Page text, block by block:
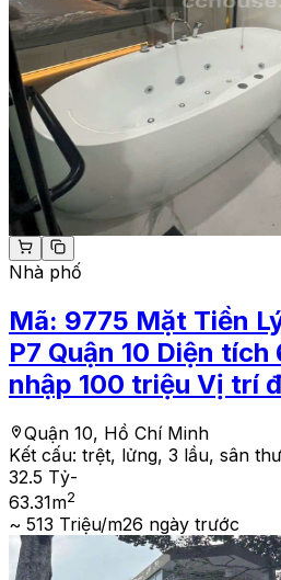
Nhà phố
Mã: 9775 Mặt Tiền
P7 Quận 10 Diện
nhập 100 triệu Vị trí
Quận 10, Hồ Chí Minh
Kết cấu: trệt, lửng, 3 lầu, sân
32.5 Tỷ-
63.31m2
~ 513 Triệu/m26 ngày trước